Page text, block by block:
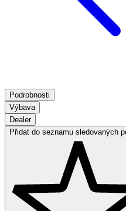
Podrobnosti
Výbava
Dealer
Přidat do seznamu sledovaných